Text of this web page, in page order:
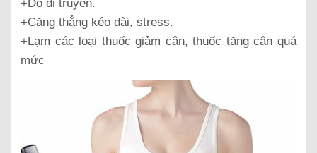
+Do di truyền.
+Căng thẳng kéo dài, stress.
+Lạm các loại thuốc giảm cân, thuốc tăng cân quá
mức